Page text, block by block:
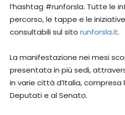
l’hashtag #runforsla. Tutte le
percorso, le tappe e le
consultabili sul sito runforsla.it.
La manifestazione nei mesi
presentata in più sedi,
in varie città d’Italia,
Deputati e al Senato.